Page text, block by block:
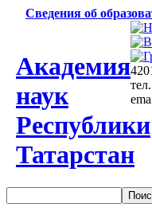
Сведения об
Академия
наук
Республики
Татарстан